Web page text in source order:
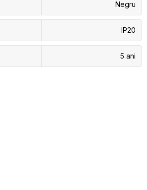
Negru
IP20
5 ani